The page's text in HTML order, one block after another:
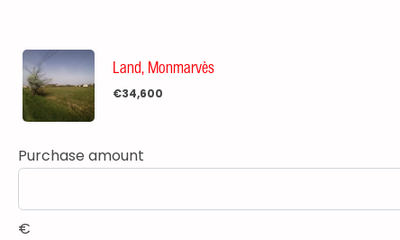
Land, Monmarvès
€34,600
Purchase amount
€